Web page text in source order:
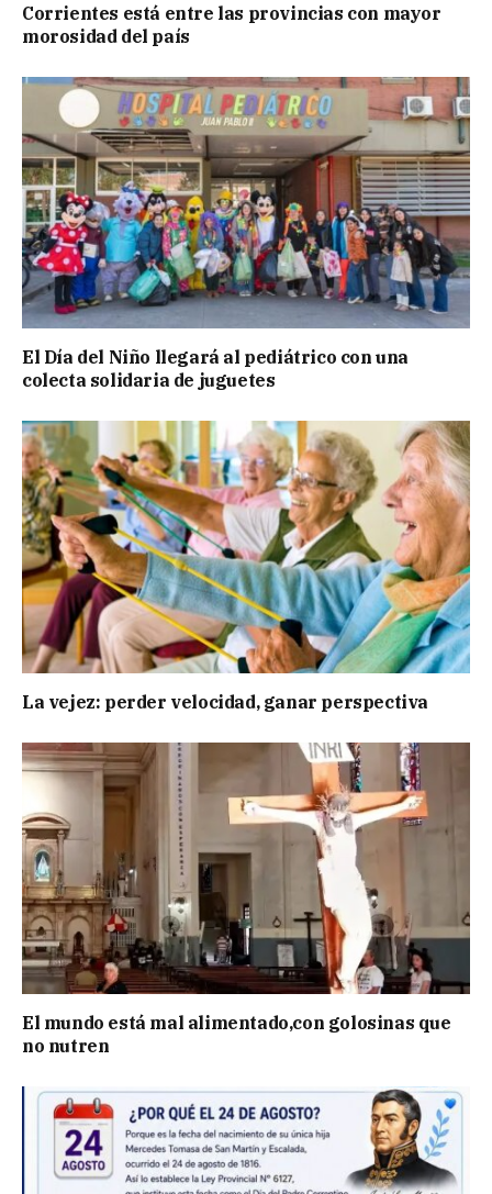
Corrientes está entre las provincias con mayor
morosidad del país
El Día del Niño llegará al pediátrico con una
colecta solidaria de juguetes
La vejez: perder velocidad, ganar perspectiva
El mundo está mal alimentado,con golosinas que
no nutren